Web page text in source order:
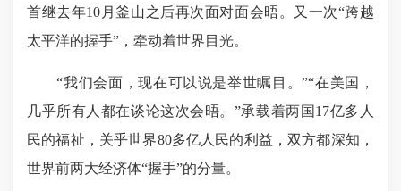
首继去年10月釜山之后再次面对面会晤。又一次“跨越
太平洋的握手”，牵动着世界目光。
“我们会面，现在可以说是举世瞩目。”“在美国，
几乎所有人都在谈论这次会晤。”承载着两国17亿多人
民的福祉，关乎世界80多亿人民的利益，双方都深知，
世界前两大经济体“握手”的分量。